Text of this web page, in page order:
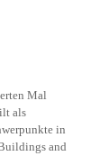
Mal
als
in
and